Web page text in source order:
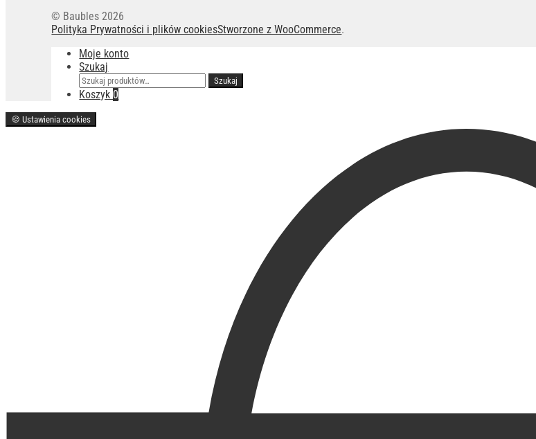
© Baubles 2026
Polityka Prywatności i plików cookiesStworzone z WooCommerce.
Moje konto
Szukaj
Szukaj:
Szukaj
Koszyk 0
🍪 Ustawienia cookies